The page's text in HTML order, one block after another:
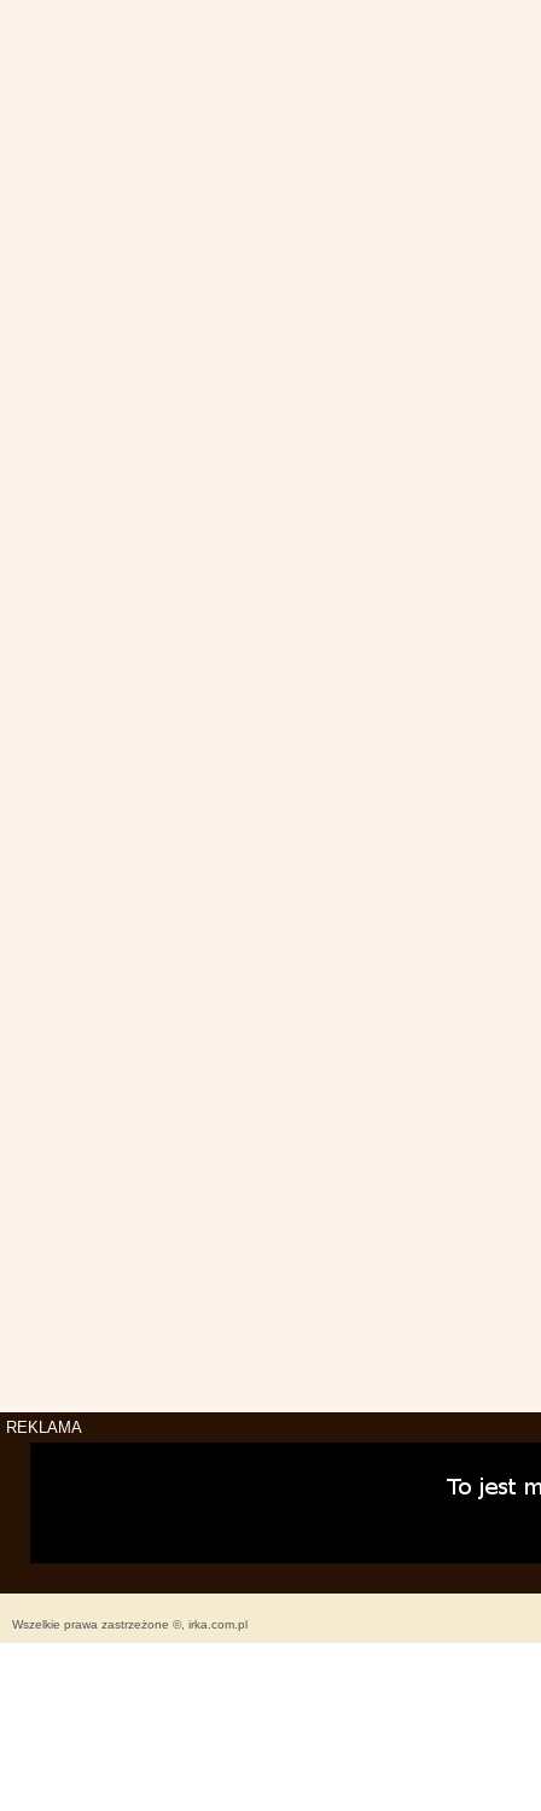
REKLAMA
Wszelkie prawa zastrzeżone ©, irka.com.pl